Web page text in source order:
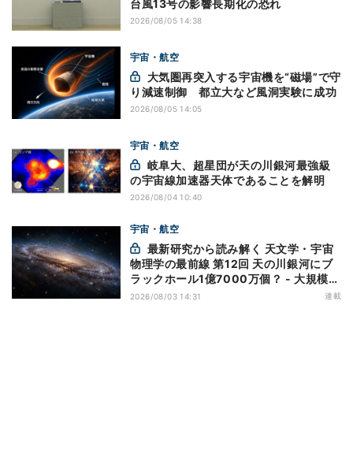
台風13号の影響長期化の恐れ
2026/08/05 14:38
宇宙・航空
り減速制御 都立大など風洞実験に成功
2026/08/05 14:05
宇宙・航空
の宇宙線加速器天体であることを解明
2026/08/04 10:40
宇宙・航空
物理学の最前線 第12回 天の川銀河にブ
ラックホール1億7000万個？ - 大規模計
算が描くその分布
2026/08/03 14:31 連載